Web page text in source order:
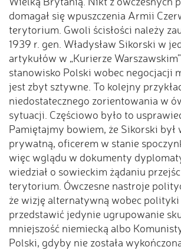
domagał się wpuszczenia Armii
terytorium. Gwoli ścisłości należy
1939 r. gen. Władysław Sikorski w
artykułów w „Kurierze
stanowisko Polski wobec negocjacji
jest zbyt sztywne. To kolejny
niedostatecznego zorientowania w
sytuacji. Częściowo było to
Pamiętajmy bowiem, że Sikorski był
prywatną, oficerem w stanie
więc wglądu w dokumenty
wiedział o sowieckim żądaniu
terytorium. Ówczesne nastroje
że wizję alternatywną wobec polityki
przedstawić jedynie ugrupowanie
mniejszość niemiecką albo
Polski, gdyby nie została